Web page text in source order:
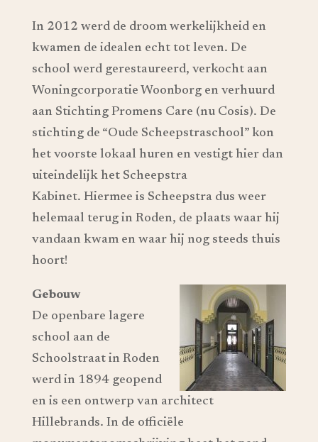
In 2012 werd de droom werkelijkheid en
kwamen de idealen echt tot leven. De
school werd gerestaureerd, verkocht aan
Woningcorporatie Woonborg en verhuurd
aan Stichting Promens Care (nu Cosis). De
stichting de “Oude Scheepstraschool” kon
het voorste lokaal huren en vestigt hier dan
uiteindelijk het Scheepstra
Kabinet. Hiermee is Scheepstra dus weer
helemaal terug in Roden, de plaats waar hij
vandaan kwam en waar hij nog steeds thuis
hoort!
Gebouw
De openbare lagere
school aan de
Schoolstraat in Roden
werd in 1894 geopend
en is een ontwerp van architect
Hillebrands. In de officiële